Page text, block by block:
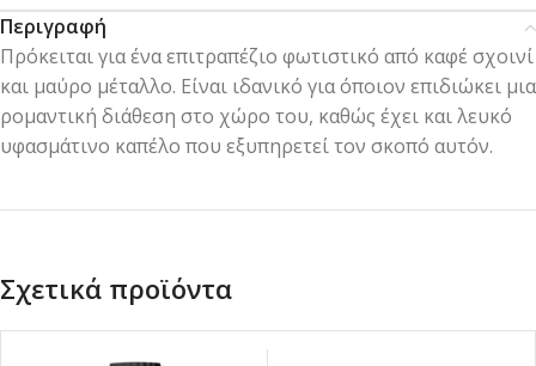
Περιγραφή
Πρόκειται για ένα επιτραπέζιο φωτιστικό από καφέ σχοινί
και μαύρο μέταλλο. Είναι ιδανικό για όποιον επιδιώκει μια
ρομαντική διάθεση στο χώρο του, καθώς έχει και λευκό
υφασμάτινο καπέλο που εξυπηρετεί τον σκοπό αυτόν.
Σχετικά προϊόντα